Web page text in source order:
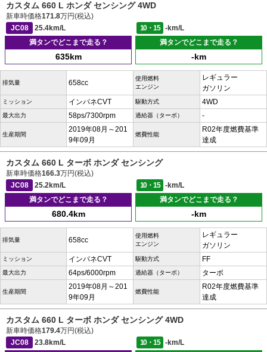
カスタム 660 L ホンダ センシング 4WD
新車時価格171.8万円(税込)
JC08
25.4km/L 10・15
-km/L
満タンでどこまで走る？
635km
満タンでどこまで走る？
-km
排気量 658cc
使用燃料
エンジン
レギュラー
ガソリン
ミッション インパネCVT 駆動方式 4WD
最大出力 58ps/7300rpm 過給器（ターボ） -
生産期間
2019年08月～201
9年09月
燃費性能
R02年度燃費基準
達成
カスタム 660 L ターボ ホンダ センシング
新車時価格166.3万円(税込)
JC08
25.2km/L 10・15
-km/L
満タンでどこまで走る？
680.4km
満タンでどこまで走る？
-km
排気量 658cc
使用燃料
エンジン
レギュラー
ガソリン
ミッション インパネCVT 駆動方式 FF
最大出力 64ps/6000rpm 過給器（ターボ） ターボ
生産期間
2019年08月～201
9年09月
燃費性能
R02年度燃費基準
達成
カスタム 660 L ターボ ホンダ センシング 4WD
新車時価格179.4万円(税込)
JC08
23.8km/L 10・15
-km/L